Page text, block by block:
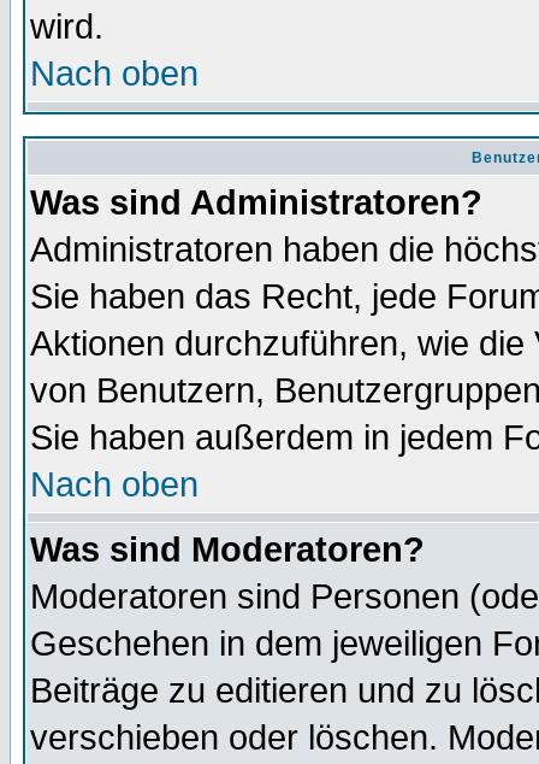
wird.
Nach oben
Was sind Administratoren?
Administratoren haben die
Sie haben das Recht, jede
Aktionen durchzuführen, wie
von Benutzern,
Sie haben außerdem in jedem
Nach oben
Was sind Moderatoren?
Moderatoren sind Personen
Geschehen in dem jeweiligen
Beiträge zu editieren und zu
verschieben oder löschen.